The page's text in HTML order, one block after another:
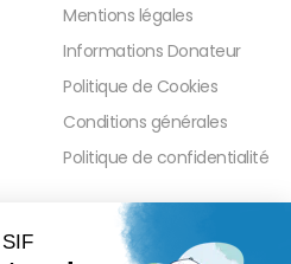
Mentions légales
Informations Donateur
Politique de Cookies
Conditions générales
Politique de confidentialité
PRESSE ET PARTENAIRE